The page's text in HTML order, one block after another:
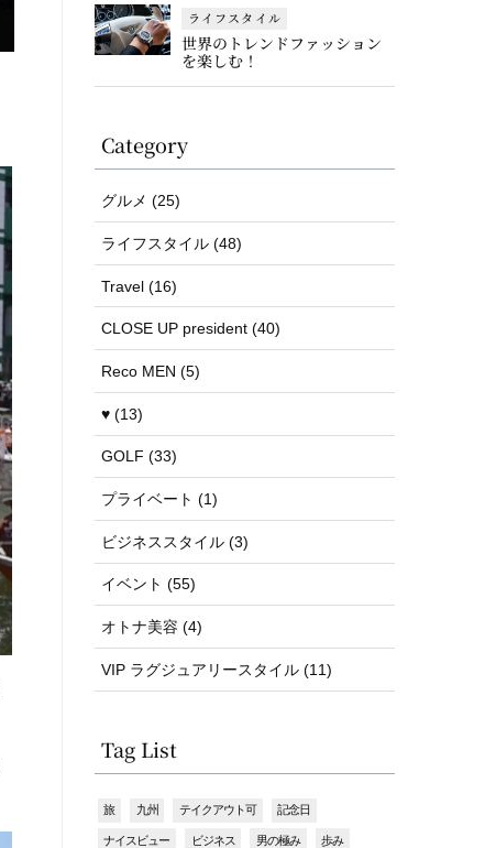
ライフスタイル
世界のトレンドファッション
を楽しむ！
Category
グルメ (25)
ライフスタイル (48)
Travel (16)
CLOSE UP president (40)
Reco MEN (5)
♥ (13)
GOLF (33)
プライベート (1)
ビジネススタイル (3)
イベント (55)
オトナ美容 (4)
VIP ラグジュアリースタイル (11)
Tag List
旅 九州 テイクアウト可 記念日
ナイスビュー ビジネス 男の極み 歩み